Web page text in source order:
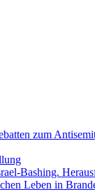
zum
Bashing.
Leben in